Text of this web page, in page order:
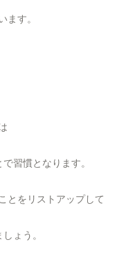
ます。
習慣となります。
とをリストアップして
ょう。